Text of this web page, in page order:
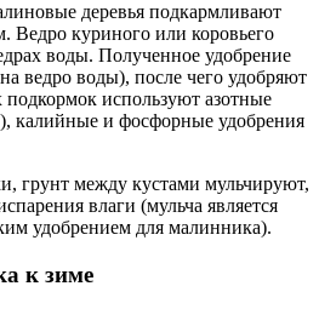
деревья подкармливают
Ведро куриного или коровьего
воды. Полученное удобрение
ведро воды), после чего удобряют
используют азотные
калийные и фосфорные удобрения
грунт между кустами мульчируют,
влаги (мульча является
удобрением для малинника).
к зиме